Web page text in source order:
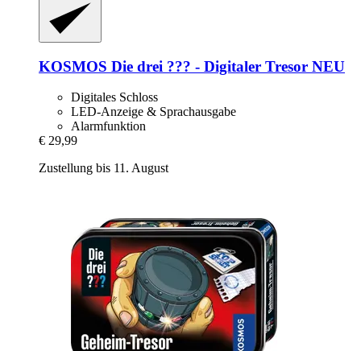
KOSMOS Die drei ??? -​ Digitaler Tresor NEU
Digitales Schloss
LED-Anzeige & Sprachausgabe
Alarmfunktion
€ 29,99
Zustellung bis 11. August